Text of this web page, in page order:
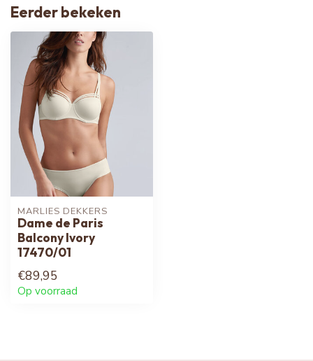
Eerder bekeken
MARLIES DEKKERS
Dame de Paris
Balcony Ivory
17470/01
€89,95
Op voorraad